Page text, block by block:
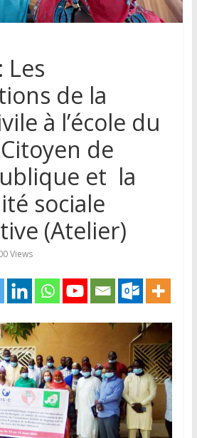
Les
de la
à l’école du
de
et la
sociale
(Atelier)
Views